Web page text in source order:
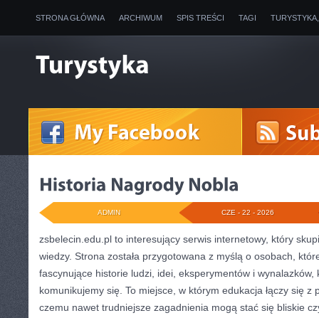
STRONA GŁÓWNA ARCHIWUM SPIS TREŚCI TAGI
CZE - 22 - 2026
ADMIN
zsbelecin.edu.pl to interesujący serwis internetowy, który
wiedzy. Strona została przygotowana z myślą o osobach,
fascynujące historie ludzi, idei, eksperymentów i wynalazków,
komunikujemy się. To miejsce, w którym edukacja łączy się z
czemu nawet trudniejsze zagadnienia mogą stać się bliskie